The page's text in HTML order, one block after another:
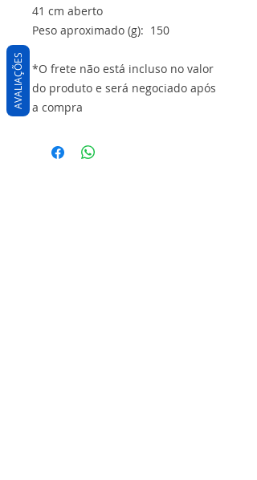
41 cm aberto
Peso aproximado (g): 150
*O frete não está incluso no valor
do produto e será negociado após
a compra
AVALIAÇÕES